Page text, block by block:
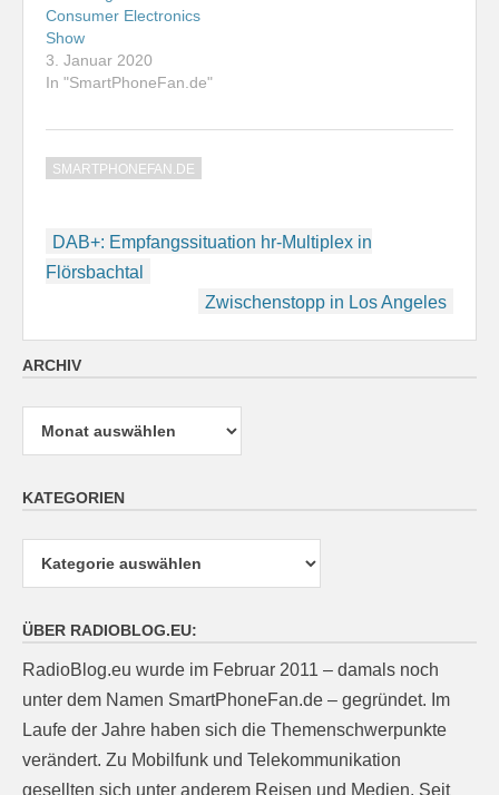
Consumer Electronics
Show
3. Januar 2020
In "SmartPhoneFan.de"
SMARTPHONEFAN.DE
Beitragsnavigation
DAB+: Empfangssituation hr-Multiplex in
Flörsbachtal
Zwischenstopp in Los Angeles
ARCHIV
Archiv
KATEGORIEN
ÜBER RADIOBLOG.EU:
RadioBlog.eu wurde im Februar 2011 – damals noch
unter dem Namen SmartPhoneFan.de – gegründet. Im
Laufe der Jahre haben sich die Themenschwerpunkte
verändert. Zu Mobilfunk und Telekommunikation
gesellten sich unter anderem Reisen und Medien. Seit